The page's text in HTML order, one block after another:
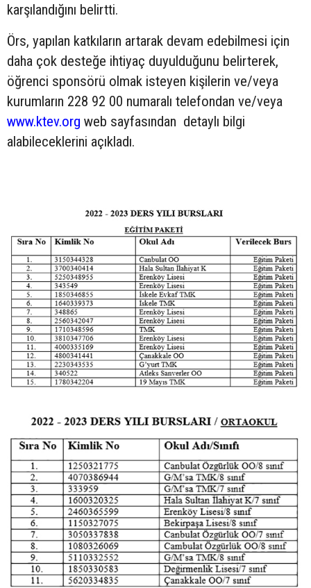
karşılandığını belirtti.
Örs, yapılan katkıların artarak devam edebilmesi için
daha çok desteğe ihtiyaç duyulduğunu belirterek,
öğrenci sponsörü olmak isteyen kişilerin ve/veya
kurumların 228 92 00 numaralı telefondan ve/veya
www.ktev.org web sayfasından detaylı bilgi
alabileceklerini açıkladı.